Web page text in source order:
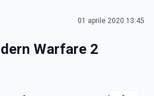
01 aprile 2020 13:45
Warfare 2